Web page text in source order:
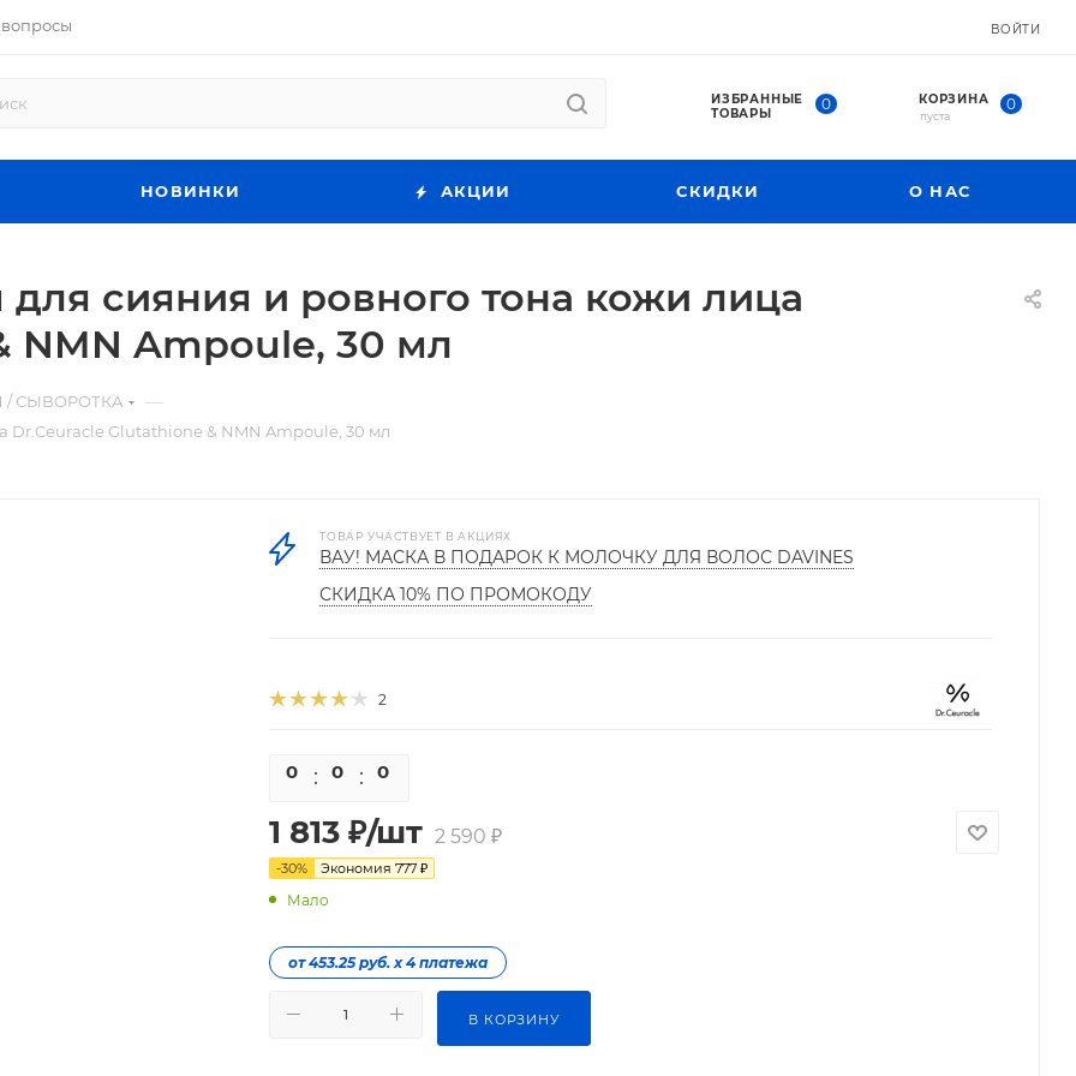
ВОЙТИ
ИЗБРАННЫЕ
ТОВАРЫ
0 КОРЗИНА 0
пуста
НОВИНКИ АКЦИИ СКИДКИ О НАС
для сияния и ровного тона кожи лица
NMN Ampoule, 30 мл
/ СЫВОРОТКА —
Dr.Ceuracle Glutathione & NMN Ampoule, 30 мл
ТОВАР УЧАСТВУЕТ В АКЦИЯХ
ВАУ! МАСКА В ПОДАРОК К МОЛОЧКУ ДЛЯ ВОЛОС DAVINES
СКИДКА 10% ПО ПРОМОКОДУ
2
0 0 0
1 813 ₽/шт 2 590 ₽
-30% Экономия 777 ₽
Мало
от 453.25 руб. х 4 платежа
В КОРЗИНУ